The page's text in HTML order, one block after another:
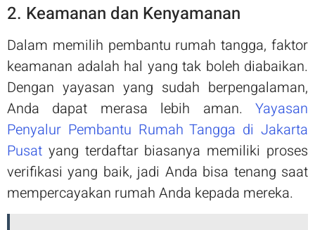
2. Keamanan dan Kenyamanan
Dalam memilih pembantu rumah tangga, faktor
keamanan adalah hal yang tak boleh diabaikan.
Dengan yayasan yang sudah berpengalaman,
Anda dapat merasa lebih aman. Yayasan
Penyalur Pembantu Rumah Tangga di Jakarta
Pusat yang terdaftar biasanya memiliki proses
verifikasi yang baik, jadi Anda bisa tenang saat
mempercayakan rumah Anda kepada mereka.